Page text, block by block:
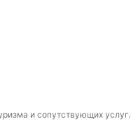
и сопутствующих услуг.